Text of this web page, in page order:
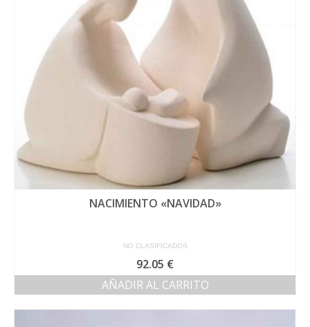
NACIMIENTO «NAVIDAD»
NO CLASIFICADOS
92.05 €
AÑADIR AL CARRITO